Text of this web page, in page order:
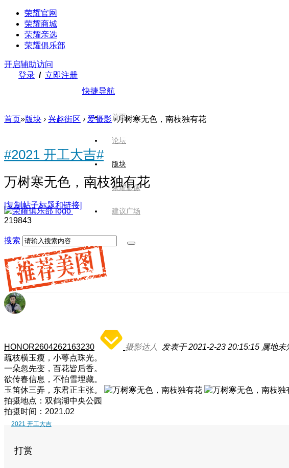
荣耀官网
荣耀商城
荣耀亲选
荣耀俱乐部
开启辅助访问
登录 / 立即注册
快捷导航
首页
论坛
版块
荣耀影像
建议广场
搜索
首页»版块 › 兴趣街区 › 爱摄影 ›万树寒无色，南枝独有花
#2021 开工大吉#
万树寒无色，南枝独有花
[复制帖子标题和链接]
219843
HONOR2604262163230 摄影达人 发表于 2021-2-23 20:15:15 属地未
疏枝横玉瘦，小萼点珠光。
一朵忽先变，百花皆后香。
欲传春信息，不怕雪埋藏。
玉笛休三弄，东君正主张。
拍摄地点：双鹤湖中央公园
拍摄时间：2021.02
2021 开工大吉
打赏